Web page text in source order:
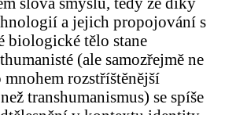
a jejich propojování s
biologické tělo stane
(ale samozřejmě ne
rozstříštěnější
transhumanismus) se spíše